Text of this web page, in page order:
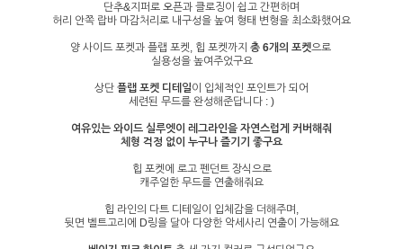
단추&지퍼로 오픈과 클로징이 쉽고 간편하며
허리 안쪽 랍바 마감처리로 내구성을 높여 형태 변형을 최소화했어요
양 사이드 포켓과 플랩 포켓, 힙 포켓까지 총 6개의 포켓으로
실용성을 높여주었구요
상단 플랩 포켓 디테일이 입체적인 포인트가 되어
세련된 무드를 완성해준답니다 : )
여유있는 와이드 실루엣이 레그라인을 자연스럽게 커버해줘
체형 걱정 없이 누구나 즐기기 좋구요
힙 포켓에 로고 펜던트 장식으로
캐주얼한 무드를 연출해줘요
힙 라인의 다트 디테일이 입체감을 더해주며,
뒷면 벨트고리에 D링을 달아 다양한 악세사리 연출이 가능해요